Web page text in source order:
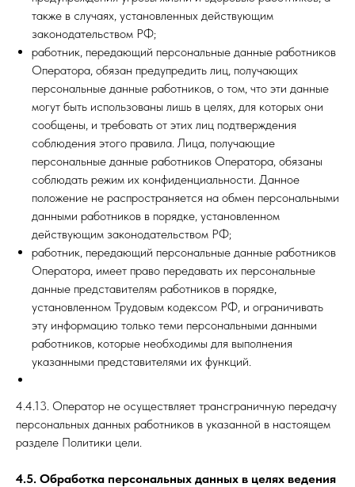
также в случаях, установленных действующим
законодательством РФ;
работник, передающий персональные данные работников
Оператора, обязан предупредить лиц, получающих
персональные данные работников, о том, что эти данные
могут быть использованы лишь в целях, для которых они
сообщены, и требовать от этих лиц подтверждения
соблюдения этого правила. Лица, получающие
персональные данные работников Оператора, обязаны
соблюдать режим их конфиденциальности. Данное
положение не распространяется на обмен персональными
данными работников в порядке, установленном
действующим законодательством РФ;
работник, передающий персональные данные работников
Оператора, имеет право передавать их персональные
данные представителям работников в порядке,
установленном Трудовым кодексом РФ, и ограничивать
эту информацию только теми персональными данными
работников, которые необходимы для выполнения
указанными представителями их функций.
4.4.13. Оператор не осуществляет трансграничную передачу
персональных данных работников в указанной в настоящем
разделе Политики цели.
4.5. Обработка персональных данных в целях ведения